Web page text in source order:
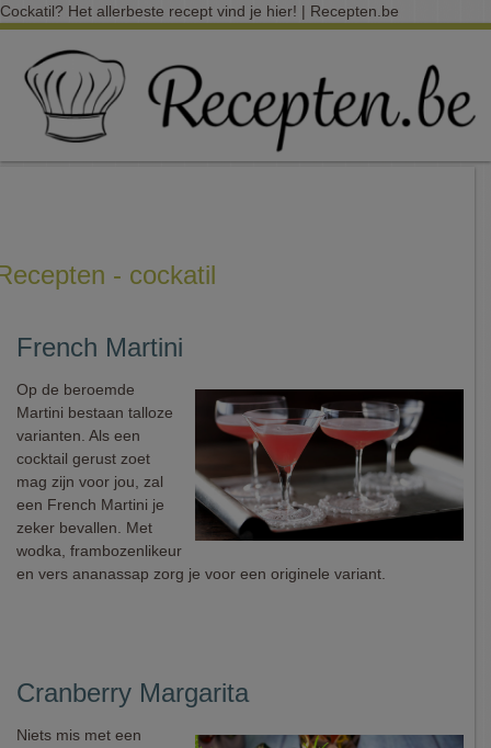
Cockatil? Het allerbeste recept vind je hier! | Recepten.be
- cockatil
French Martini
Op de beroemde
Martini bestaan talloze
varianten. Als een
cocktail gerust zoet
mag zijn voor jou, zal
een French Martini je
zeker bevallen. Met
wodka, frambozenlikeur
en vers ananassap zorg je voor een originele variant.
Cranberry Margarita
Niets mis met een